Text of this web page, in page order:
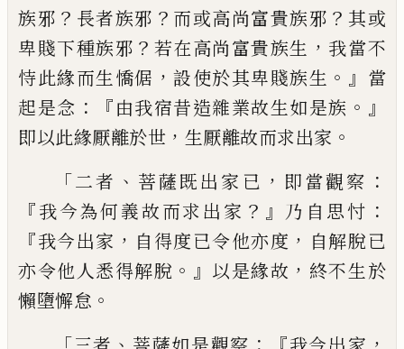
族邪 ？ 長者族邪 ？ 而或高尚富貴族邪 ？其或
卑賤下種族邪 ？ 若在高尚富貴族生 ， 我當不
恃此緣而生憍倨 ，設使於其卑賤族生 。』 當
起是念 ：『由我宿昔造雜業故生如是族 。』
即以此緣厭離於世 ， 生厭離故而求出家 。
「二者 、 菩薩既出家已 ， 即當觀察 ：
『我今為何義故而求出家 ？』 乃自思忖 ：
『我今出家 ， 自得度已令他亦度 ， 自解脫已
亦令他人悉得解脫 。』 以是緣故 ， 終不生於
懶墮懈怠 。